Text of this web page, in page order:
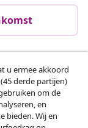
u ermee akkoord
derde partijen)
om de
en
bieden. Wij en